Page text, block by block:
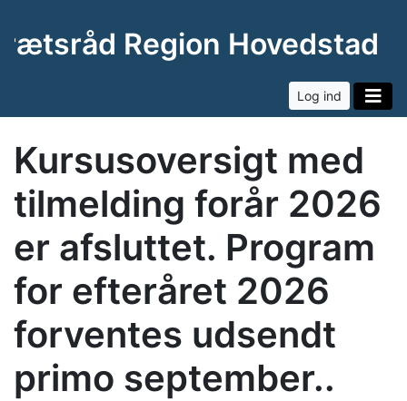
Region
Log ind
Kursusoversigt med
tilmelding forår 2026
er afsluttet. Program
for efteråret 2026
forventes udsendt
primo september..